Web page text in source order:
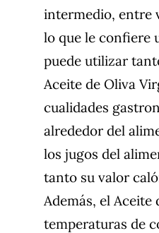
intermedio, entre
lo que le confiere
puede utilizar
Aceite de Oliva
cualidades
alrededor del
los jugos del
tanto su valor
Además, el
temperaturas de